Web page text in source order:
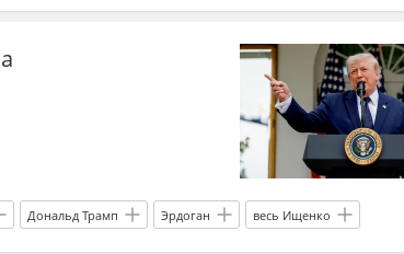
Дональд Трамп Эрдоган весь Ищенко